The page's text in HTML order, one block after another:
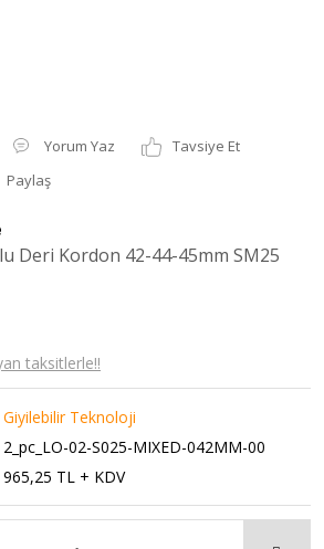
Yorum Yaz
Tavsiye Et
Paylaş
Deri Kordon 42-44-45mm SM25
taksitlerle!!
Giyilebilir Teknoloji
2_pc_LO-02-S025-MIXED-042MM-00
965,25 TL + KDV